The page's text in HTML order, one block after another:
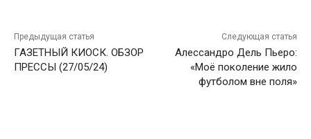
Предыдущая статья
ГАЗЕТНЫЙ КИОСК. ОБЗОР
ПРЕССЫ (27/05/24)
Следующая статья
Алессандро Дель Пьеро:
«Моё поколение жило
футболом вне поля»